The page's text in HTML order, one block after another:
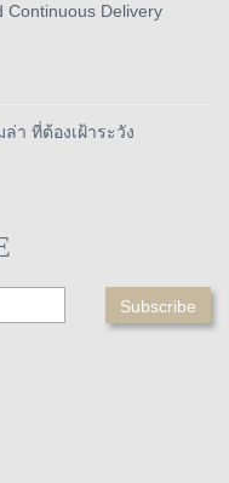
Continuous Delivery
า ที่ต้องเฝ้าระวัง